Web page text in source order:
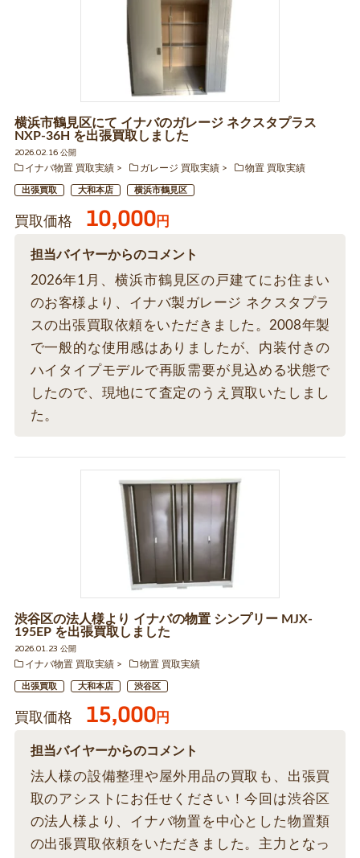
横浜市鶴見区にて イナバのガレージ ネクスタプラス
NXP-36H を出張買取しました
2026.02.16 公開
イナバ物置 買取実績
ガレージ 買取実績 物置 買取実績
出張買取 大和本店 横浜市鶴見区
買取価格 10,000円
担当バイヤーからのコメント
2026年1月、横浜市鶴見区の戸建てにお住まい
のお客様より、イナバ製ガレージ ネクスタプラ
スの出張買取依頼をいただきました。2008年製
で一般的な使用感はありましたが、内装付きの
ハイタイプモデルで再販需要が見込める状態で
したので、現地にて査定のうえ買取いたしまし
た。
渋谷区の法人様より イナバの物置 シンプリー MJX-
195EP を出張買取しました
2026.01.23 公開
イナバ物置 買取実績
物置 買取実績
出張買取 大和本店 渋谷区
買取価格 15,000円
担当バイヤーからのコメント
法人様の設備整理や屋外用品の買取も、出張買
取のアシストにお任せください！今回は渋谷区
の法人様より、イナバ物置を中心とした物置類
の出張買取依頼をいただきました。主力となっ